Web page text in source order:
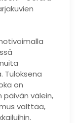
Tuloksena
on
välein,
välttää,